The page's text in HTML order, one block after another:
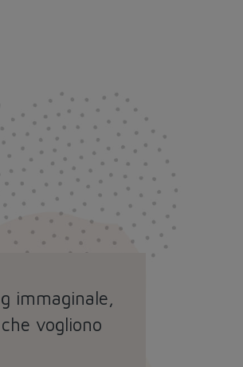
immaginale,
vogliono